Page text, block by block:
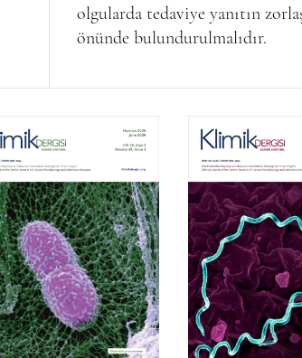
olgularda tedaviye yanıtın
önünde bulundurulmalıdır.